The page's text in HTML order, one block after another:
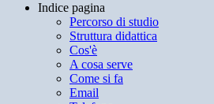
Indice pagina
Percorso di studio
Struttura didattica
Cos'è
A cosa serve
Come si fa
Email